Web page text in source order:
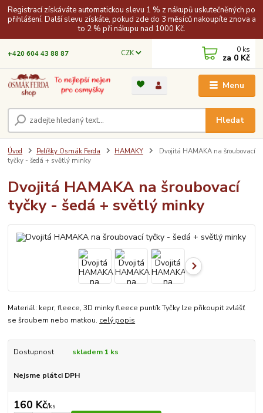
Registrací získáváte automatickou slevu 1 % z nákupů uskutečněných po
přihlášení. Další slevu získáte, pokud zde do 3 měsíců nakoupíte znova a
to 2 % při nákupu nad 1000 Kč.
Menu
CZK
Hledat
+420 604 43 88 87 0 ks
za 0 Kč
Úvod Pelíšky Osmák Ferda HAMAKY
Dvojitá HAMAKA na šroubovací
tyčky - šedá + světlý minky
Dvojitá HAMAKA na šroubovací
tyčky - šedá + světlý minky
Materiál: kepr, fleece, 3D minky fleece puntík Tyčky lze přikoupit zvlášť
se šroubem nebo matkou. celý popis
Dostupnost skladem 1 ks
Nejsme plátci DPH
160 Kč/ks